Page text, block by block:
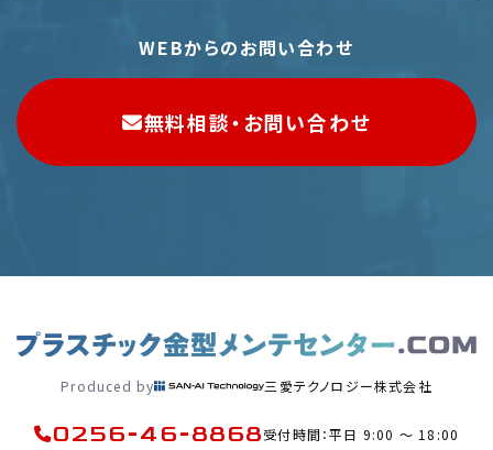
WEBからのお問い合わせ
無料相談・お問い合わせ
Produced by 三愛テクノロジー株式会社
0256-46-8868受付時間：平日 9:00 〜 18:00